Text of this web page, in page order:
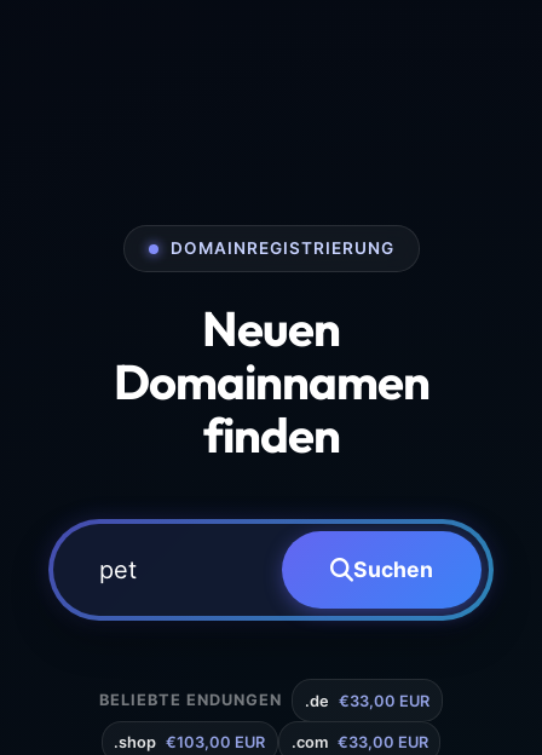
DOMAINREGISTRIERUNG
Neuen
Domainnamen
finden
Suchen
BELIEBTE ENDUNGEN .de €33,00 EUR
.shop €103,00 EUR .com €33,00 EUR